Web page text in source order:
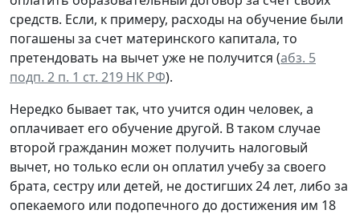
средств. Если, к примеру, расходы на обучение были
погашены за счет материнского капитала, то
претендовать на вычет уже не получится (абз. 5
подп. 2 п. 1 ст. 219 НК РФ).
Нередко бывает так, что учится один человек, а
оплачивает его обучение другой. В таком случае
второй гражданин может получить налоговый
вычет, но только если он оплатил учебу за своего
брата, сестру или детей, не достигших 24 лет, либо за
опекаемого или подопечного до достижения им 18